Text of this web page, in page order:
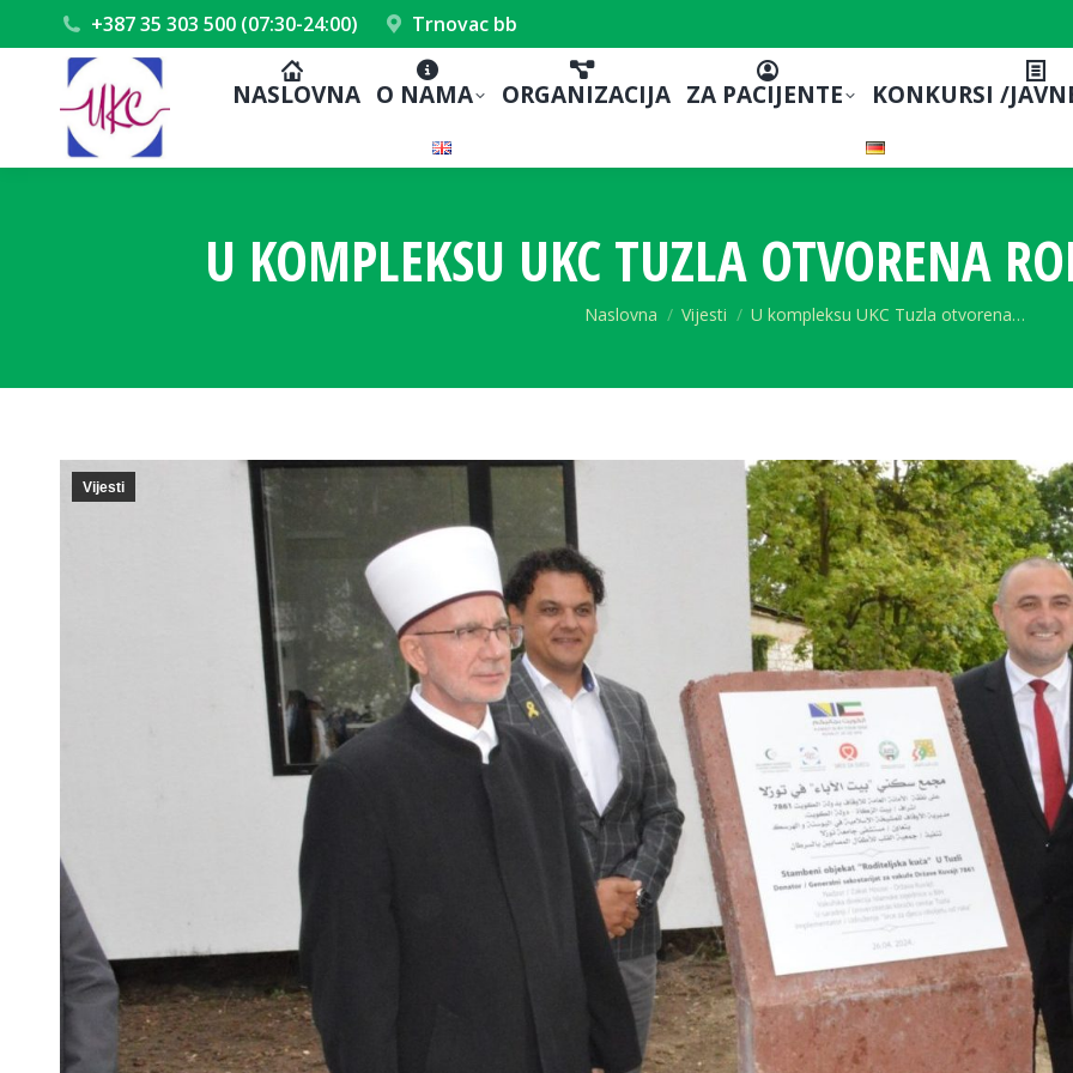
+387 35 303 500 (07:30-24:00) Trnovac bb
NASLOVNA O NAMA ORGANIZACIJA ZA PACIJENTE KONKURSI /
U KOMPLEKSU UKC TUZLA OTVORENA
You are here:
Naslovna Vijesti U kompleksu UKC Tuzla otvorena…
Vijesti